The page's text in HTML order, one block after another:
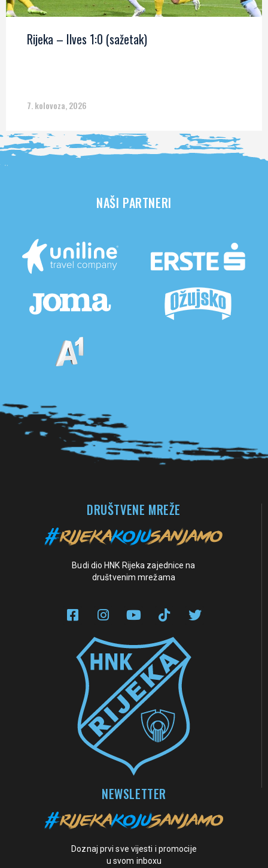
Rijeka – Ilves 1:0 (sažetak)
7. kolovoza, 2026
NAŠI PARTNERI
DRUŠTVENE MREŽE
Budi dio HNK Rijeka zajednice na
društvenim mrežama
NEWSLETTER
Doznaj prvi sve vijesti i promocije
u svom inboxu